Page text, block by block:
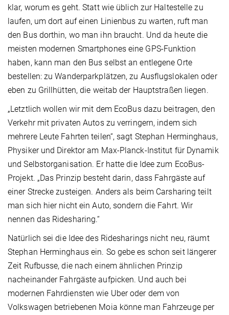
klar, worum es geht. Statt wie üblich zur Haltestelle zu
laufen, um dort auf einen Linienbus zu warten, ruft man
den Bus dorthin, wo man ihn braucht. Und da heute die
meisten modernen Smartphones eine GPS-Funktion
haben, kann man den Bus selbst an entlegene Orte
bestellen: zu Wanderparkplätzen, zu Ausflugslokalen oder
eben zu Grillhütten, die weitab der Hauptstraßen liegen.
„Letztlich wollen wir mit dem EcoBus dazu beitragen, den
Verkehr mit privaten Autos zu verringern, indem sich
mehrere Leute Fahrten teilen“, sagt Stephan Herminghaus,
Physiker und Direktor am Max-Planck-Institut für Dynamik
und Selbstorganisation. Er hatte die Idee zum EcoBus-
Projekt. „Das Prinzip besteht darin, dass Fahrgäste auf
einer Strecke zusteigen. Anders als beim Carsharing teilt
man sich hier nicht ein Auto, sondern die Fahrt. Wir
nennen das Ridesharing.“
Natürlich sei die Idee des Ridesharings nicht neu, räumt
Stephan Herminghaus ein. So gebe es schon seit längerer
Zeit Rufbusse, die nach einem ähnlichen Prinzip
nacheinander Fahrgäste aufpicken. Und auch bei
modernen Fahrdiensten wie Uber oder dem von
Volkswagen betriebenen Moia könne man Fahrzeuge per